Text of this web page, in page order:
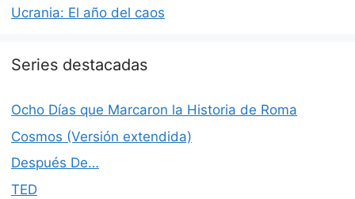
Ucrania: El año del caos
Series destacadas
Ocho Días que Marcaron la Historia de Roma
Cosmos (Versión extendida)
Después De…
TED